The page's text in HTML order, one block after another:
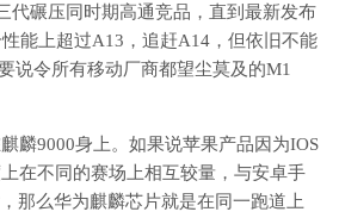
代碾压同时期高通竞品，直到最新发布
能上超过A13，追赶A14，但依旧不能
说令所有移动厂商都望尘莫及的M1
麟9000身上。如果说苹果产品因为IOS
在不同的赛场上相互较量，与安卓手
那么华为麒麟芯片就是在同一跑道上